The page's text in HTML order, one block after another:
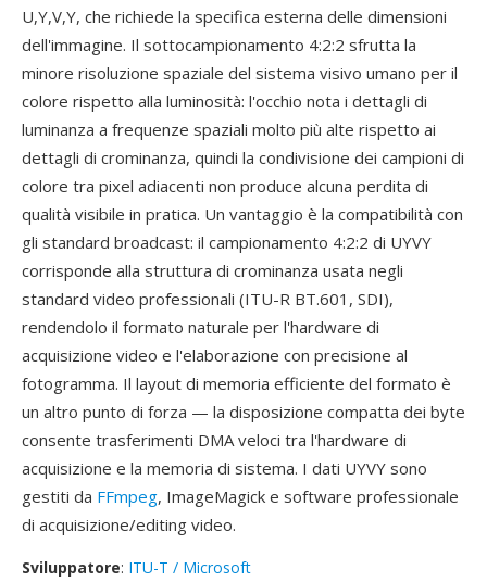
U,Y,V,Y, che richiede la specifica esterna delle dimensioni
dell'immagine. Il sottocampionamento 4:2:2 sfrutta la
minore risoluzione spaziale del sistema visivo umano per il
colore rispetto alla luminosità: l'occhio nota i dettagli di
luminanza a frequenze spaziali molto più alte rispetto ai
dettagli di crominanza, quindi la condivisione dei campioni di
colore tra pixel adiacenti non produce alcuna perdita di
qualità visibile in pratica. Un vantaggio è la compatibilità con
gli standard broadcast: il campionamento 4:2:2 di UYVY
corrisponde alla struttura di crominanza usata negli
standard video professionali (ITU-R BT.601, SDI),
rendendolo il formato naturale per l'hardware di
acquisizione video e l'elaborazione con precisione al
fotogramma. Il layout di memoria efficiente del formato è
un altro punto di forza — la disposizione compatta dei byte
consente trasferimenti DMA veloci tra l'hardware di
acquisizione e la memoria di sistema. I dati UYVY sono
gestiti da FFmpeg, ImageMagick e software professionale
di acquisizione/editing video.
Sviluppatore: ITU-T / Microsoft